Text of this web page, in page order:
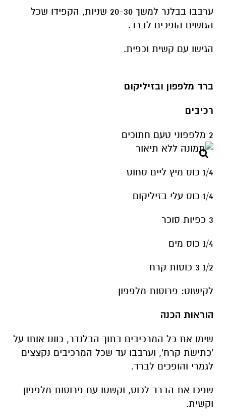
ערבבו בבלנר למשך 20-30 שניות, הקפידו שכל
הגושים הופכים לברד.
הגישו עם קשית וכפית.
ברד מלפפון ובזיליקום
רכיבים
2 מלפפוני טעם חתוכים
1/4 כוס מיץ ליים סחוט
1/4 כוס עלי בזיליקום
3 כפיות סוכר
1/4 כוס מים
1/2 3 כוסות קרח
לקישוט: פרוסות מלפפון
הוראות הכנה
שימו את כל המרכיבים בתוך הבלנדר, כוונו אותו על
'כתישת קרח', וערבבו עד שכל המרכיבים נקצצים
לגמרי והופכים לברד.
שפכו את הברד לכוס, וקשטו עם פרוסות מלפפון
וקשית.